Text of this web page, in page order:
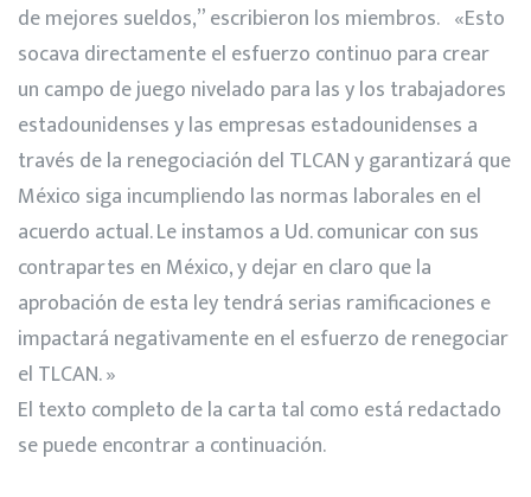
de mejores sueldos,” escribieron los miembros. «Esto
socava directamente el esfuerzo continuo para crear
un campo de juego nivelado para las y los trabajadores
estadounidenses y las empresas estadounidenses a
través de la renegociación del TLCAN y garantizará que
México siga incumpliendo las normas laborales en el
acuerdo actual. Le instamos a Ud. comunicar con sus
contrapartes en México, y dejar en claro que la
aprobación de esta ley tendrá serias ramificaciones e
impactará negativamente en el esfuerzo de renegociar
el TLCAN. »
El texto completo de la carta tal como está redactado
se puede encontrar a continuación.